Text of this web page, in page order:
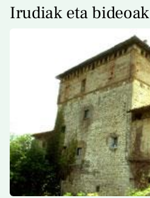
Irudiak eta bideoak